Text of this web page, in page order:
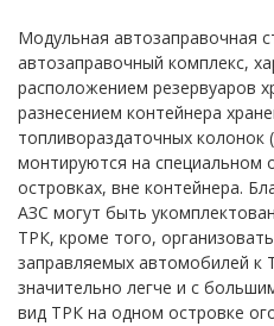
Модульная автозаправочная
автозаправочный комплекс,
расположением резервуаров
разнесением контейнера
топливораздаточных
монтируются на специальном
островках, вне контейнера.
АЗС могут быть
ТРК, кроме того,
заправляемых автомобилей к
значительно легче и с
вид ТРК на одном островке